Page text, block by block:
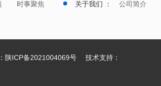
时事聚焦 关于我们 ： 公司简介
陕ICP备2021004069号 技术支持：